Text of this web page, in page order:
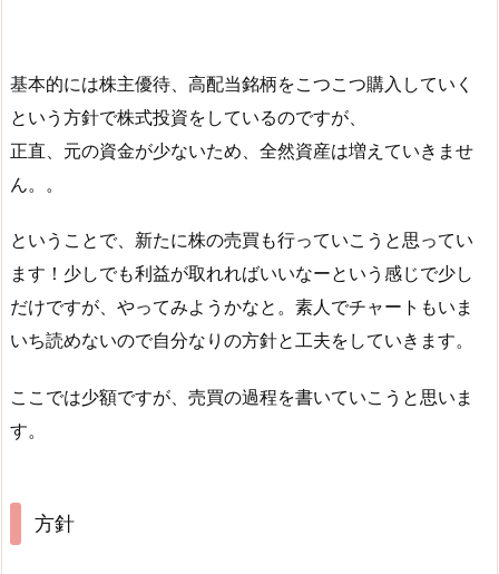
基本的には株主優待、高配当銘柄をこつこつ購入していく
という方針で株式投資をしているのですが、
正直、元の資金が少ないため、全然資産は増えていきませ
ん。。
ということで、新たに株の売買も行っていこうと思ってい
ます！少しでも利益が取れればいいなーという感じで少し
だけですが、やってみようかなと。素人でチャートもいま
いち読めないので自分なりの方針と工夫をしていきます。
ここでは少額ですが、売買の過程を書いていこうと思いま
す。
方針